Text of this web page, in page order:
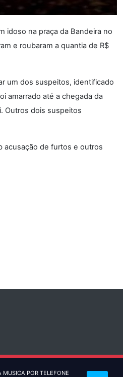
idoso na praça da Bandeira no
e roubaram a quantia de R$
um dos suspeitos, identificado
amarrado até a chegada da
Outros dois suspeitos
acusação de furtos e outros
MUSICA POR TELEFONE